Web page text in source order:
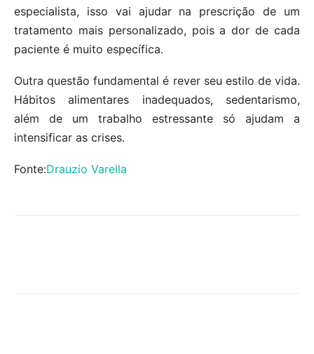
especialista, isso vai ajudar na prescrição de um
tratamento mais personalizado, pois a dor de cada
paciente é muito específica.
Outra questão fundamental é rever seu estilo de vida.
Hábitos alimentares inadequados, sedentarismo,
além de um trabalho estressante só ajudam a
intensificar as crises.
Fonte:Drauzio Varella